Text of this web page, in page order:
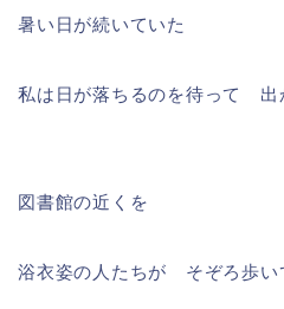
暑い日が続いていた
私は日が落ちるのを待って 出
図書館の近くを
浴衣姿の人たちが そぞろ歩い